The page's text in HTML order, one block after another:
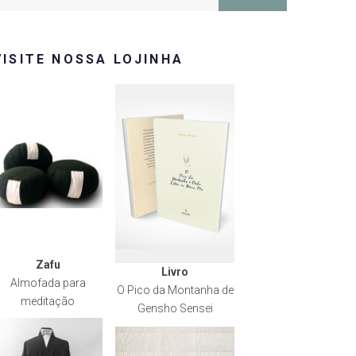
NOSSA LOJINHA
Zafu
Almofada para
meditação
Livro
O Pico da Montanha de
Gensho Sensei